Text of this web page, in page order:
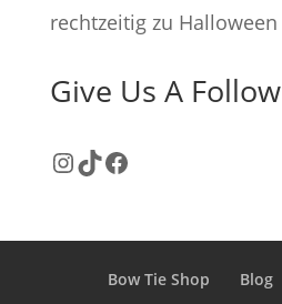
rechtzeitig zu Halloween
Give Us A Follow
Instagram
TikTok
Facebook
Bow Tie Shop Blog